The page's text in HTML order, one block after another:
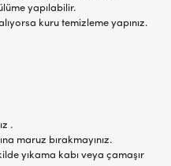
yapılabilir.
kuru temizleme yapınız.
.
maruz bırakmayınız.
yıkama kabı veya çamaşır